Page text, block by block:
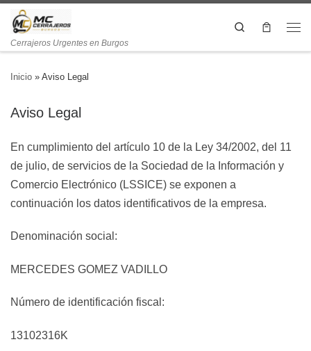
Cerrajeros Urgentes en Burgos
Search
Inicio » Aviso Legal
Aviso Legal
En cumplimiento del artículo 10 de la Ley 34/2002, del 11
de julio, de servicios de la Sociedad de la Información y
Comercio Electrónico (LSSICE) se exponen a
continuación los datos identificativos de la empresa.
Denominación social:
MERCEDES GOMEZ VADILLO
Número de identificación fiscal:
13102316K